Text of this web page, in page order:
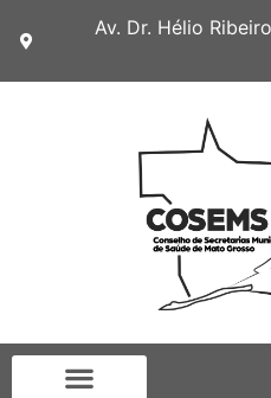
Av. Dr. Hélio